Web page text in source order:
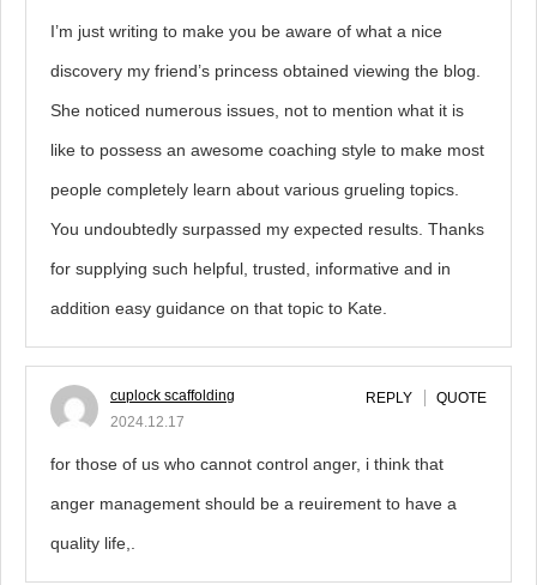
I’m just writing to make you be aware of what a nice
discovery my friend’s princess obtained viewing the blog.
She noticed numerous issues, not to mention what it is
like to possess an awesome coaching style to make most
people completely learn about various grueling topics.
You undoubtedly surpassed my expected results. Thanks
for supplying such helpful, trusted, informative and in
addition easy guidance on that topic to Kate.
cuplock scaffolding
2024.12.17
REPLY QUOTE
for those of us who cannot control anger, i think that
anger management should be a reuirement to have a
quality life,.